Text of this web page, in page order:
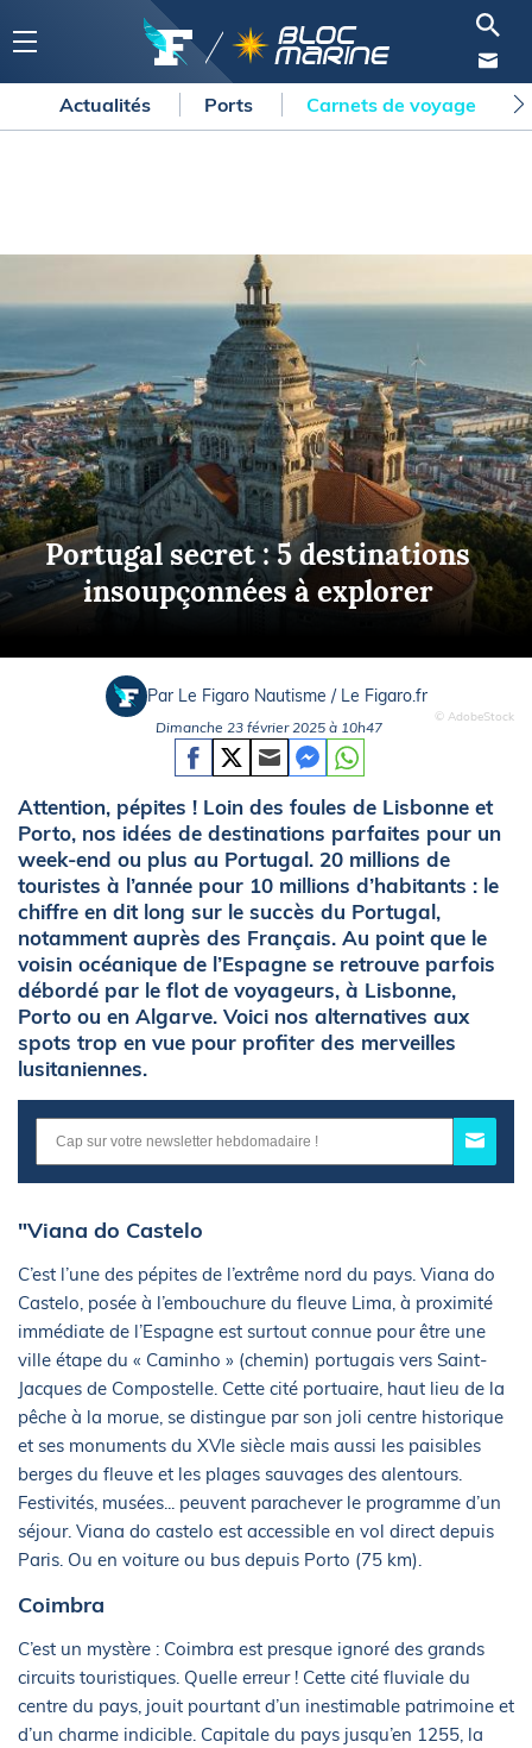
Actualités Ports Carnets de voyage
Portugal secret : 5 destinations
insoupçonnées à explorer
© AdobeStock
Par Le Figaro Nautisme / Le Figaro.fr
Dimanche 23 février 2025 à 10h47
Attention, pépites ! Loin des foules de Lisbonne et
Porto, nos idées de destinations parfaites pour un
week-end ou plus au Portugal. 20 millions de
touristes à l’année pour 10 millions d’habitants : le
chiffre en dit long sur le succès du Portugal,
notamment auprès des Français. Au point que le
voisin océanique de l’Espagne se retrouve parfois
débordé par le flot de voyageurs, à Lisbonne,
Porto ou en Algarve. Voici nos alternatives aux
spots trop en vue pour profiter des merveilles
lusitaniennes.
"Viana do Castelo
C’est l’une des pépites de l’extrême nord du pays. Viana do
Castelo, posée à l’embouchure du fleuve Lima, à proximité
immédiate de l’Espagne est surtout connue pour être une
ville étape du « Caminho » (chemin) portugais vers Saint-
Jacques de Compostelle. Cette cité portuaire, haut lieu de la
pêche à la morue, se distingue par son joli centre historique
et ses monuments du XVIe siècle mais aussi les paisibles
berges du fleuve et les plages sauvages des alentours.
Festivités, musées... peuvent parachever le programme d’un
séjour. Viana do castelo est accessible en vol direct depuis
Paris. Ou en voiture ou bus depuis Porto (75 km).
Coimbra
C’est un mystère : Coimbra est presque ignoré des grands
circuits touristiques. Quelle erreur ! Cette cité fluviale du
centre du pays, jouit pourtant d’un inestimable patrimoine et
d’un charme indicible. Capitale du pays jusqu’en 1255, la